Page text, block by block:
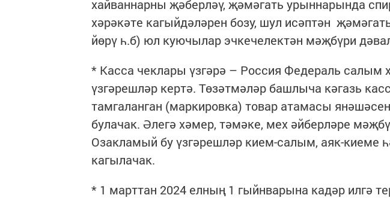
хайваннарны җәберләү, җәмәгать урыннарында
хәрәкәте кагыйдәләрен бозу, шул исәптән
йөрү һ.б) юл куючылар эчкечелектән мәҗбүри
* Касса чеклары үзгәрә – Россия Федераль салым
үзгәрешләр кертә. Төзәтмәләр башлыча кәгазь
тамгаланган (маркировка) товар атамасы
булачак. Әлегә хәмер, тәмәке, мех әйберләре
Озакламый бу үзгәрешләр кием-салым, аяк-киеме
кагылачак.
* 1 марттан 2024 елның 1 гыйнварына кадәр илгә